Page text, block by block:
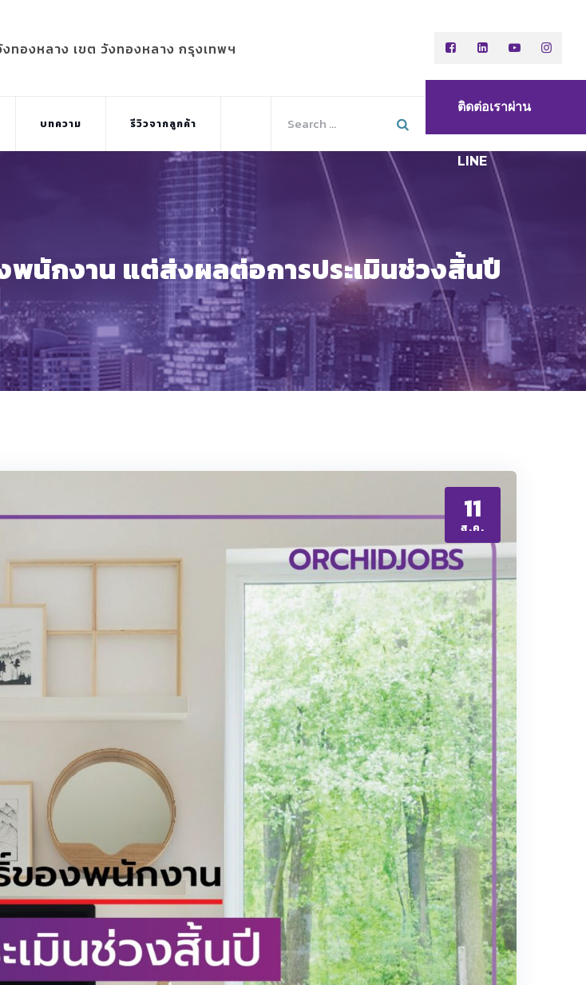
ทองหลาง เขต วังทองหลาง กรุงเทพฯ
บทความ รีวิวจากลูกค้า
ติดต่อเราผ่าน
LINE
พนักงาน แต่ส่งผลต่อการประเมินช่วงสิ้นปี
11
ส.ค.